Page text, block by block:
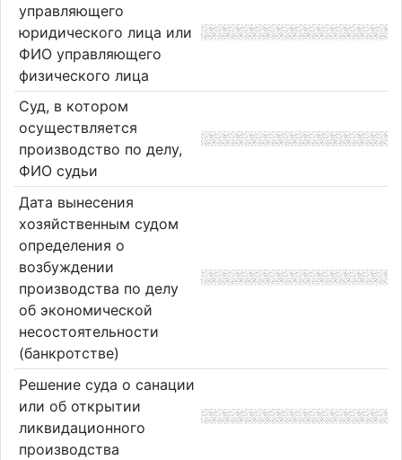
управляющего
юридического лица или
ФИО управляющего
физического лица
Суд, в котором
осуществляется
производство по делу,
ФИО судьи
Дата вынесения
хозяйственным судом
определения о
возбуждении
производства по делу
об экономической
несостоятельности
(банкротстве)
Решение суда о санации
или об открытии
ликвидационного
производства